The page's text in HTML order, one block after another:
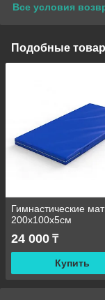
Все условия
Подобные
Гимнастические
200х100х5см
24 000 ₸
Купить